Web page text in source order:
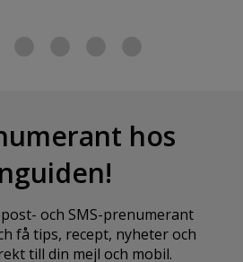
hos
och SMS-prenumerant
få tips, recept, nyheter och
till din mejl och mobil.